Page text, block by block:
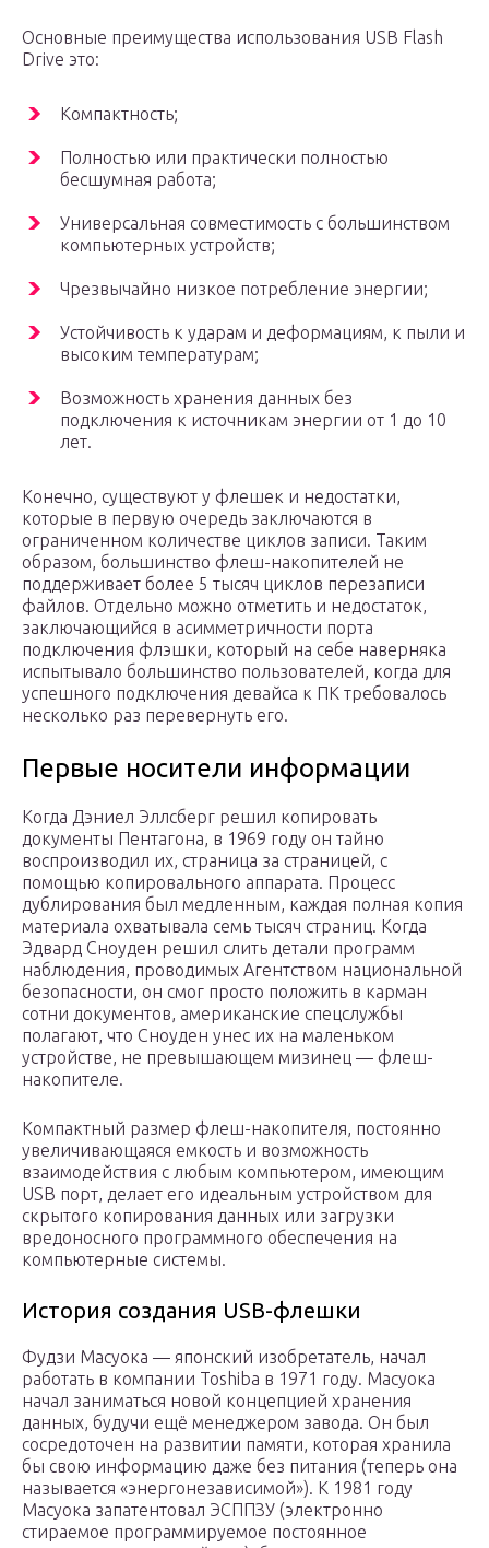
Основные преимущества использования USB Flash
Drive это:
Компактность;
Полностью или практически полностью
бесшумная работа;
Универсальная совместимость с большинством
компьютерных устройств;
Чрезвычайно низкое потребление энергии;
Устойчивость к ударам и деформациям, к пыли и
высоким температурам;
Возможность хранения данных без
подключения к источникам энергии от 1 до 10
лет.
Конечно, существуют у флешек и недостатки,
которые в первую очередь заключаются в
ограниченном количестве циклов записи. Таким
образом, большинство флеш-накопителей не
поддерживает более 5 тысяч циклов перезаписи
файлов. Отдельно можно отметить и недостаток,
заключающийся в асимметричности порта
подключения флэшки, который на себе наверняка
испытывало большинство пользователей, когда для
успешного подключения девайса к ПК требовалось
несколько раз перевернуть его.
Первые носители информации
Когда Дэниел Эллсберг решил копировать
документы Пентагона, в 1969 году он тайно
воспроизводил их, страница за страницей, с
помощью копировального аппарата. Процесс
дублирования был медленным, каждая полная копия
материала охватывала семь тысяч страниц. Когда
Эдвард Сноуден решил слить детали программ
наблюдения, проводимых Агентством национальной
безопасности, он смог просто положить в карман
сотни документов, американские спецслужбы
полагают, что Сноуден унес их на маленьком
устройстве, не превышающем мизинец — флеш-
накопителе.
Компактный размер флеш-накопителя, постоянно
увеличивающаяся емкость и возможность
взаимодействия с любым компьютером, имеющим
USB порт, делает его идеальным устройством для
скрытого копирования данных или загрузки
вредоносного программного обеспечения на
компьютерные системы.
История создания USB-флешки
Фудзи Масуока — японский изобретатель, начал
работать в компании Toshiba в 1971 году. Масуока
начал заниматься новой концепцией хранения
данных, будучи ещё менеджером завода. Он был
сосредоточен на развитии памяти, которая хранила
бы свою информацию даже без питания (теперь она
называется «энергонезависимой»). К 1981 году
Масуока запатентовал ЭСППЗУ (электронно
стираемое программируемое постоянное